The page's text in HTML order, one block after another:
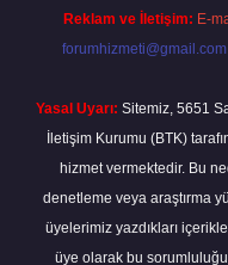
Reklam ve İletişim: E-
forumhizmeti@gmail.com
Yasal Uyarı: Sitemiz, 5651
İletişim Kurumu (BTK)
hizmet vermektedir. Bu
denetleme veya araştırma
üyelerimiz yazdıkları
üye olarak bu